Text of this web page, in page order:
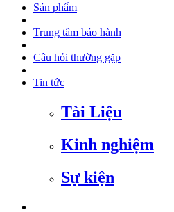
Sản phẩm
Trung tâm bảo hành
Câu hỏi thường gặp
Tin tức
Tài Liệu
Kinh nghiệm
Sự kiện